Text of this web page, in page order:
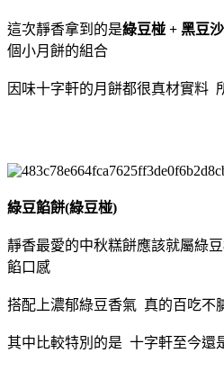
這次靜香拿到的是綠豆椪 + 黑豆
個小月餅的組合
因味十字軒的月餅都很真材實料
綠豆餡餅(綠豆椪)
靜香最愛的中秋糕餅應該就屬綠
餡口感
搭配上濃郁綠豆香氣 真的百吃不
其中比較特別的是 十字軒至今還